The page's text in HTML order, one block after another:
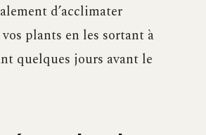
d’acclimater
plants en les sortant à
quelques jours avant le